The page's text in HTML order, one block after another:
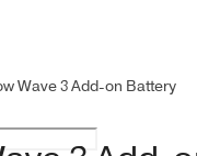
Wave 3 Add-on Battery